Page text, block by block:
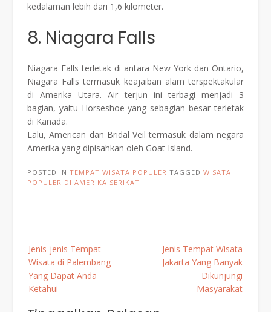
kedalaman lebih dari 1,6 kilometer.
8. Niagara Falls
Niagara Falls terletak di antara New York dan Ontario,
Niagara Falls termasuk keajaiban alam terspektakular
di Amerika Utara. Air terjun ini terbagi menjadi 3
bagian, yaitu Horseshoe yang sebagian besar terletak
di Kanada.
Lalu, American dan Bridal Veil termasuk dalam negara
Amerika yang dipisahkan oleh Goat Island.
POSTED IN TEMPAT WISATA POPULER TAGGED WISATA
POPULER DI AMERIKA SERIKAT
navigation
Jenis-jenis Tempat
Wisata di Palembang
Yang Dapat Anda
Ketahui
Jenis Tempat Wisata
Jakarta Yang Banyak
Dikunjungi
Masyarakat